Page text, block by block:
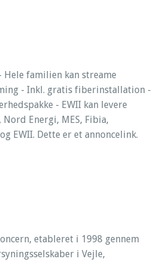
familien kan streame
- Inkl. gratis fiberinstallation -
- EWII kan levere
Energi, MES, Fibia,
EWII. Dette er et annoncelink.
etableret i 1998 gennem
i Vejle,